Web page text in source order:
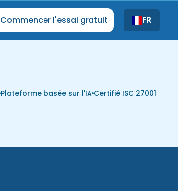
Commencer l'essai gratuit FR
Plateforme basée sur l'IA Certifié ISO 27001